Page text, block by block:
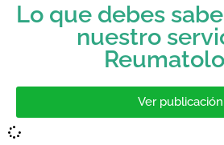
Lo que debes
nuestro
Ver publicación